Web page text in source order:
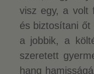
visz egy, a volt
és biztosítani
a jobbik, a
szeretett
hang